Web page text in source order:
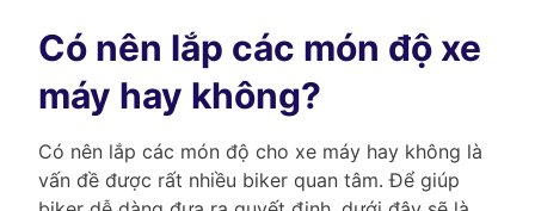
Có nên lắp các món độ xe
máy hay không?
Có nên lắp các món độ cho xe máy hay không là
vấn đề được rất nhiều biker quan tâm. Để giúp